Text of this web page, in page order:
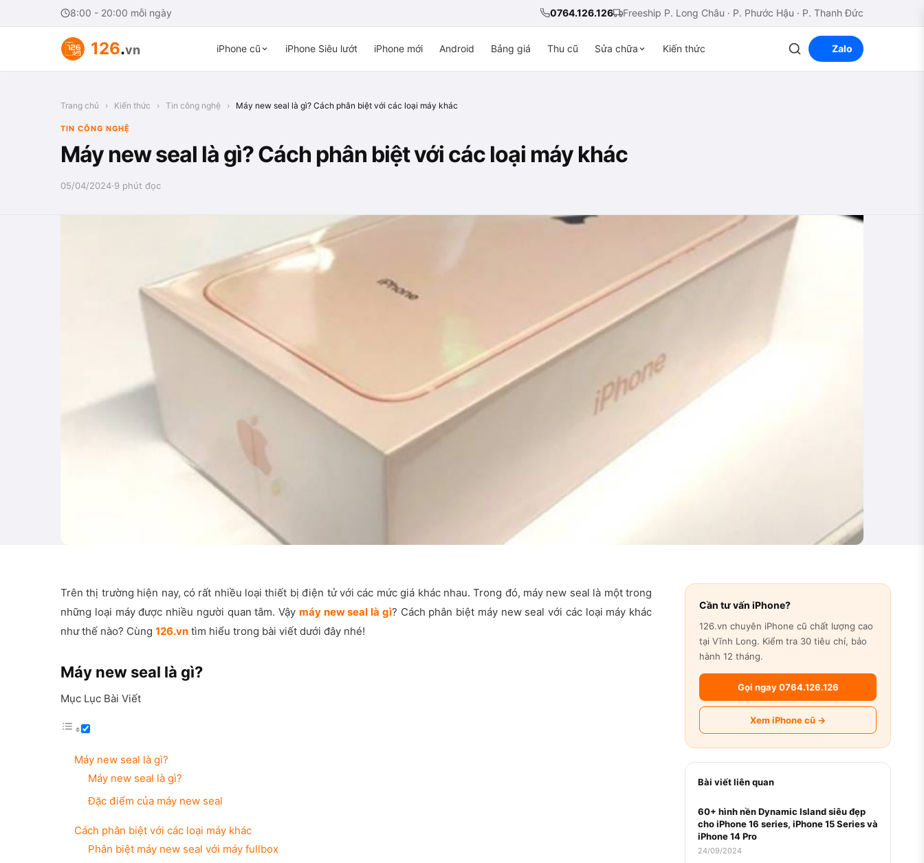
8:00 - 20:00 mỗi ngày 0764.126.126 Freeship P. Long Châu · P. Phước Hậu · P. Thanh Đức
126.vn iPhone cũ iPhone Siêu lướt iPhone mới Android Bảng giá Thu cũ Sửa chữa Kiến thức Zalo
Trang chủ › Kiến thức › Tin công nghệ › Máy new seal là gì? Cách phân biệt với các loại máy khác
TIN CÔNG NGHỆ
Máy new seal là gì? Cách phân biệt với các loại máy khác
05/04/2024·9 phút đọc
Trên thị trường hiện nay, có rất nhiều loại thiết bị điện tử với các mức giá khác nhau. Trong đó, máy new seal là một trong
những loại máy được nhiều người quan tâm. Vậy máy new seal là gì? Cách phân biệt máy new seal với các loại máy khác
như thế nào? Cùng 126.vn tìm hiểu trong bài viết dưới đây nhé!
Máy new seal là gì?
Mục Lục Bài Viết
Máy new seal là gì?
Máy new seal là gì?
Đặc điểm của máy new seal
Cách phân biệt với các loại máy khác
Phân biệt máy new seal với máy fullbox
Cần tư vấn iPhone?
126.vn chuyên iPhone cũ chất lượng cao
tại Vĩnh Long. Kiểm tra 30 tiêu chí, bảo
hành 12 tháng.
Gọi ngay 0764.126.126
Xem iPhone cũ →
Bài viết liên quan
60+ hình nền Dynamic Island siêu đẹp
cho iPhone 16 series, iPhone 15 Series và
iPhone 14 Pro
24/09/2024